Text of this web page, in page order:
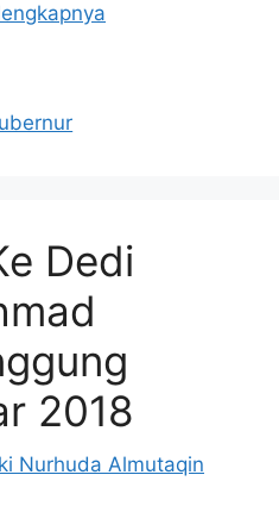
Dedi
2018
Nurhuda Almutaqin